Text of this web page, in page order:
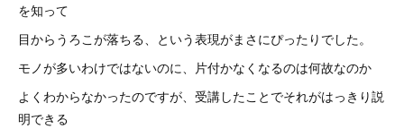
を知って
目からうろこが落ちる、という表現がまさにぴったりでした。
モノが多いわけではないのに、片付かなくなるのは何故なのか
よくわからなかったのですが、受講したことでそれがはっきり説
明できる